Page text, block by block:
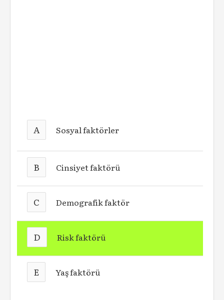
A Sosyal faktörler
B Cinsiyet faktörü
C Demografik faktör
D Risk faktörü
E Yaş faktörü